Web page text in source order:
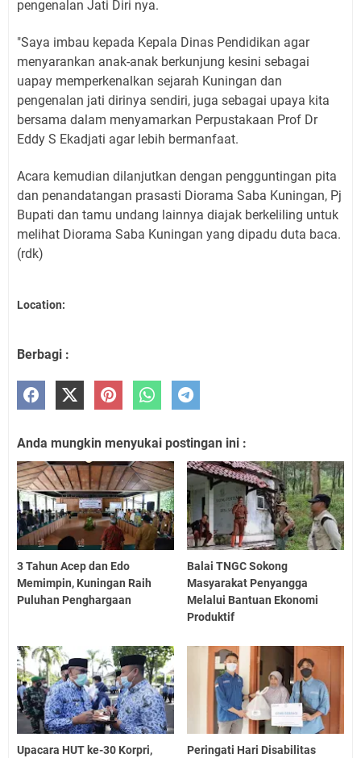
pengenalan Jati Diri nya.
"Saya imbau kepada Kepala Dinas Pendidikan agar
menyarankan anak-anak berkunjung kesini sebagai
uapay memperkenalkan sejarah Kuningan dan
pengenalan jati dirinya sendiri, juga sebagai upaya kita
bersama dalam menyamarkan Perpustakaan Prof Dr
Eddy S Ekadjati agar lebih bermanfaat.
Acara kemudian dilanjutkan dengan pengguntingan pita
dan penandatangan prasasti Diorama Saba Kuningan, Pj
Bupati dan tamu undang lainnya diajak berkeliling untuk
melihat Diorama Saba Kuningan yang dipadu duta baca.
(rdk)
Location:
Berbagi :
Anda mungkin menyukai postingan ini :
3 Tahun Acep dan Edo
Memimpin, Kuningan Raih
Puluhan Penghargaan
Balai TNGC Sokong
Masyarakat Penyangga
Melalui Bantuan Ekonomi
Produktif
Upacara HUT ke-30 Korpri,
Peringati Hari Disabilitas